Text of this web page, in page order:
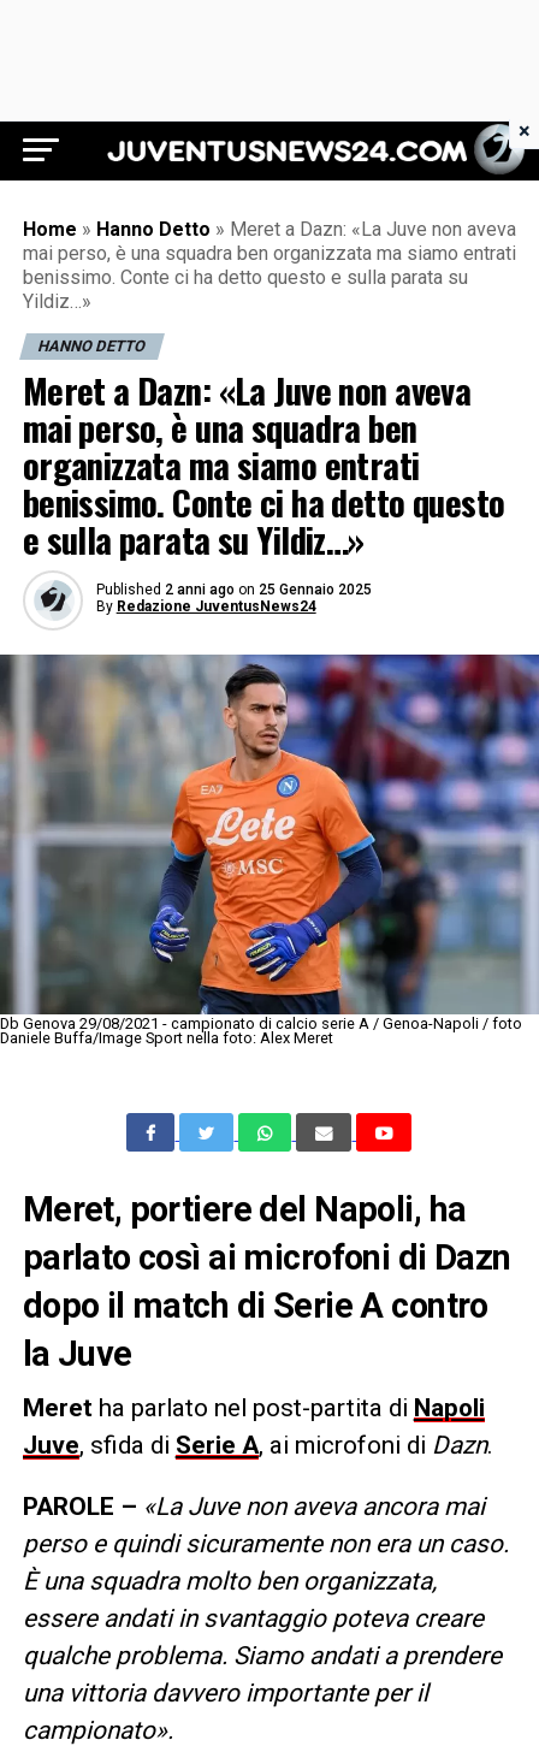
Juventus News 24
Home » Hanno Detto » Meret a Dazn: «La Juve non aveva
mai perso, è una squadra ben organizzata ma siamo entrati
benissimo. Conte ci ha detto questo e sulla parata su
Yildiz…»
HANNO DETTO
Meret a Dazn: «La Juve non aveva
mai perso, è una squadra ben
organizzata ma siamo entrati
benissimo. Conte ci ha detto questo
e sulla parata su Yildiz…»
Published 2 anni ago on 25 Gennaio 2025
By Redazione JuventusNews24
Db Genova 29/08/2021 - campionato di calcio serie A / Genoa-Napoli / foto
Daniele Buffa/Image Sport nella foto: Alex Meret
Meret, portiere del Napoli, ha
parlato così ai microfoni di Dazn
dopo il match di Serie A contro
la Juve
Meretha parlato nel post-partita di Napoli
Juve, sfida di Serie A, ai microfoni di Dazn.
PAROLE – «La Juve non aveva ancora mai
perso e quindi sicuramente non era un caso.
È una squadra molto ben organizzata,
essere andati in svantaggio poteva creare
qualche problema. Siamo andati a prendere
una vittoria davvero importante per il
campionato».
×